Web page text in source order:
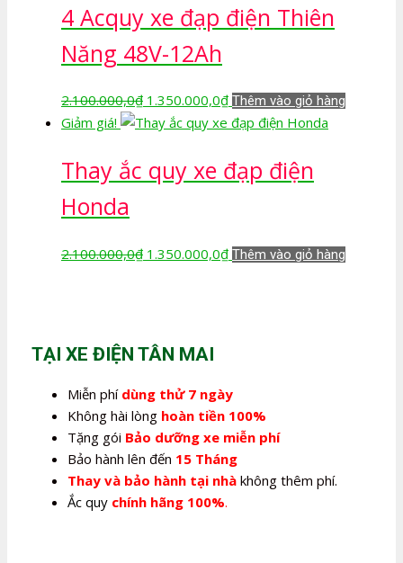
2.100.000,0₫.là:
1.350.000,0₫.
4 Acquy xe đạp điện Thiên
Năng 48V-12Ah
2.100.000,0₫ Giá
gốc
2.100.000,0₫.
1.350.000,0₫Giá
hiện
là:
1.350.000,0₫.
Thêm vào giỏ hàng
Giảm giá!
Thay ắc quy xe đạp điện
Honda
2.100.000,0₫ Giá
1.350.000,0₫Giá
Thêm vào giỏ hàng
TẠI XE ĐIỆN TÂN MAI
Miễn phí dùng thử 7 ngày
Không hài lòng hoàn tiền 100%
Tặng gói Bảo dưỡng xe miễn phí
Bảo hành lên đến 15 Tháng
Thay và bảo hành tại nhà không thêm phí.
Ắc quy chính hãng 100%.